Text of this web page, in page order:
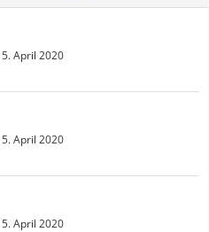
April 2020
April 2020
April 2020